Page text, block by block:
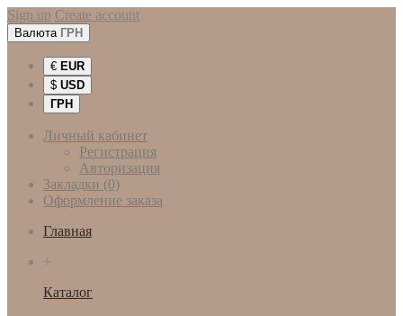
Sign up Create account
Валюта ГРН
€ EUR
$ USD
ГРН
Личный кабинет
Регистрация
Авторизация
Закладки (0)
Оформление заказа
Главная
+
Каталог